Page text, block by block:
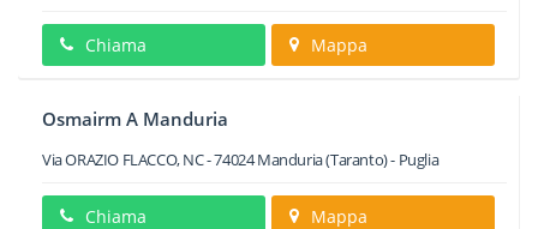
Chiama Mappa
Osmairm A Manduria
Via ORAZIO FLACCO, NC-74024Manduria(Taranto) - Puglia
Chiama Mappa